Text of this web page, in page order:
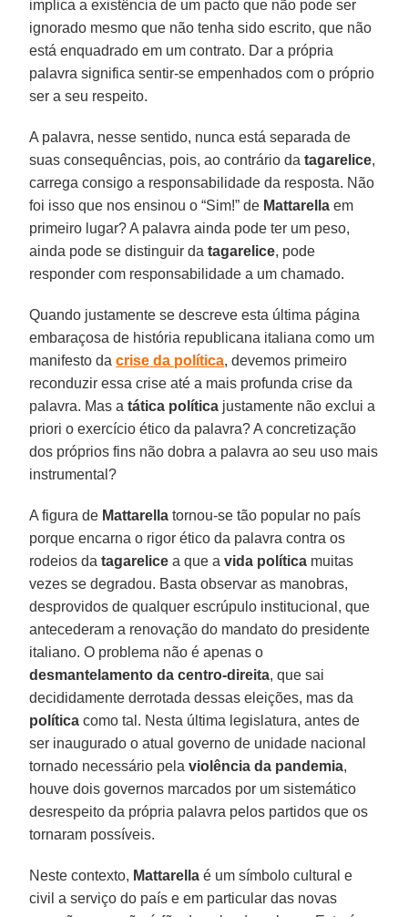
implica a existência de um pacto que não pode ser
ignorado mesmo que não tenha sido escrito, que não
está enquadrado em um contrato. Dar a própria
palavra significa sentir-se empenhados com o próprio
ser a seu respeito.
A palavra, nesse sentido, nunca está separada de
suas consequências, pois, ao contrário datagarelice,
carrega consigo a responsabilidade da resposta. Não
foi isso que nos ensinou o “Sim!” de Mattarella em
primeiro lugar? A palavra ainda pode ter um peso,
ainda pode se distinguir datagarelice, pode
responder com responsabilidade a um chamado.
Quando justamente se descreve esta última página
embaraçosa de história republicana italiana como um
manifesto dacrise da política, devemos primeiro
reconduzir essa crise até a mais profunda crise da
palavra. Mas atática política justamente não exclui a
priori o exercício ético da palavra? A concretização
dos próprios fins não dobra a palavra ao seu uso mais
instrumental?
A figura de Mattarella tornou-se tão popular no país
porque encarna o rigor ético da palavra contra os
rodeios datagarelice a que avida política muitas
vezes se degradou. Basta observar as manobras,
desprovidos de qualquer escrúpulo institucional, que
antecederam a renovação do mandato do presidente
italiano. O problema não é apenas o
desmantelamento da centro-direita, que sai
decididamente derrotada dessas eleições, mas da
política como tal. Nesta última legislatura, antes de
ser inaugurado o atual governo de unidade nacional
tornado necessário pelaviolência da pandemia,
houve dois governos marcados por um sistemático
desrespeito da própria palavra pelos partidos que os
tornaram possíveis.
Neste contexto, Mattarella é um símbolo cultural e
civil a serviço do país e em particular das novas